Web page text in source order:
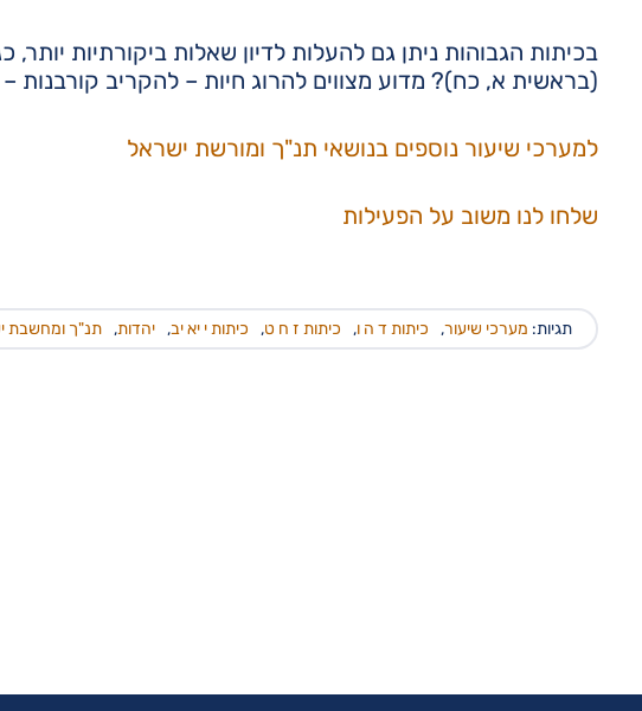
בכיתות הגבוהות ניתן גם להעלות לדיון שאלות ביקורתיות יותר,
(בראשית א, כח)? מדוע מצווים להרוג חיות – להקריב קורבנות
למערכי שיעור נוספים בנושאי תנ"ך ומורשת ישראל
שלחו לנו משוב על הפעילות
תגיות: מערכי שיעור, כיתות ד ה ו, כיתות ז ח ט, כיתות י יא יב, יהדות, תנ"ך ומחשבת